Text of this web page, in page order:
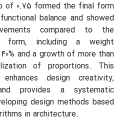
of 0.75 formed the final form
balance and showed
compared to the
form, including a weight
and a growth of more than
of proportions. This
design creativity,
provides a systematic
design methods based
in architecture.